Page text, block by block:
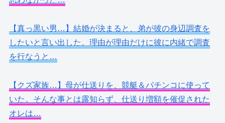
【真っ黒い男…】結婚が決まると、弟が彼の身辺調査を
したいと言い出した。理由が理由だけに彼に内緒で調査
を行なうと…
【クズ家族…】母が仕送りを、競艇＆パチンコに使って
いた。そんな事とは露知らず、仕送り増額を催促された
オレは…